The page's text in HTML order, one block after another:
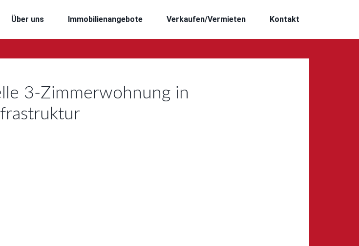
Über uns Immobilienangebote Verkaufen/Vermieten Kontakt
3-Zimmerwohnung in